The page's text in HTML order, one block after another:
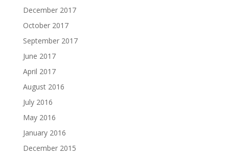
December 2017
October 2017
September 2017
June 2017
April 2017
August 2016
July 2016
May 2016
January 2016
December 2015